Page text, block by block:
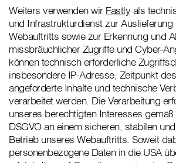
Weiters verwenden wir Fastly als
und Infrastrukturdienst zur Auslieferung
Webauftritts sowie zur Erkennung und
missbräuchlicher Zugriffe und Cyber-
können technisch erforderliche
insbesondere IP-Adresse, Zeitpunkt
angeforderte Inhalte und technische
verarbeitet werden. Die Verarbeitung
unseres berechtigten Interesses
DSGVO an einem sicheren, stabilen
Betrieb unseres Webauftritts. Soweit
personenbezogene Daten in die USA